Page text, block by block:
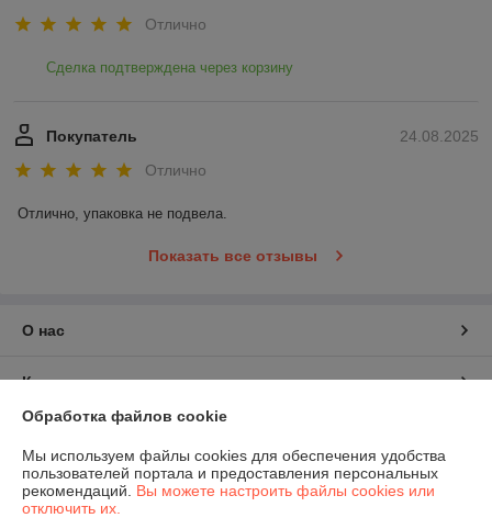
Отлично
Сделка подтверждена через корзину
24.08.2025
Покупатель
Отлично
Отлично, упаковка не подвела.
Показать все отзывы
О нас
Контакты
График работы
Обработка файлов cookie
Мы используем файлы cookies для обеспечения удобства
пользователей портала и предоставления персональных
рекомендаций. Вы можете настроить файлы cookies или
отключить их.